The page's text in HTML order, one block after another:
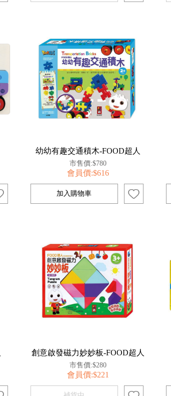
幼幼有趣交通積木-FOOD超人
市售價:$780
會員價:$616
創意啟發磁力妙妙板-FOOD超人
市售價:$280
會員價:$221